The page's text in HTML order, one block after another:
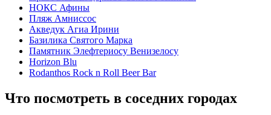
НОКС Афины
Пляж Амниссос
Акведук Агиа Ирини
Базилика Святого Марка
Памятник Элефтериосу Венизелосу
Horizon Blu
Rodanthos Rock n Roll Beer Bar
Что посмотреть в соседних городах